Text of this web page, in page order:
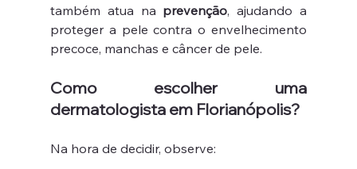
também atua na prevenção, ajudando a
proteger a pele contra o envelhecimento
precoce, manchas e câncer de pele.
Como escolher uma
dermatologista em Florianópolis?
Na hora de decidir, observe: